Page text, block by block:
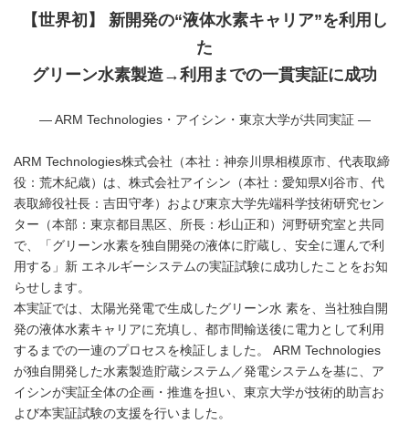
【世界初】 新開発の“液体水素キャリア”を利用し
た
グリーン水素製造→利用までの一貫実証に成功
— ARM Technologies・アイシン・東京大学が共同実証 —
ARM Technologies株式会社（本社：神奈川県相模原市、代表取締
役：荒木紀歳）は、株式会社アイシン（本社：愛知県刈谷市、代
表取締役社長：吉田守孝）および東京大学先端科学技術研究セン
ター（本部：東京都目黒区、所長：杉山正和）河野研究室と共同
で、「グリーン水素を独自開発の液体に貯蔵し、安全に運んで利
用する」新 エネルギーシステムの実証試験に成功したことをお知
らせします。
本実証では、太陽光発電で生成したグリーン水 素を、当社独自開
発の液体水素キャリアに充填し、都市間輸送後に電力として利用
するまでの一連のプロセスを検証しました。 ARM Technologies
が独自開発した水素製造貯蔵システム／発電システムを基に、ア
イシンが実証全体の企画・推進を担い、東京大学が技術的助言お
よび本実証試験の支援を行いました。